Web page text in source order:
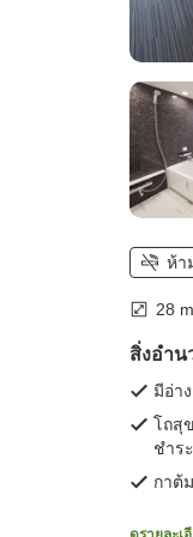
ห้า
28
สิ่งอำน
มีอ่า
โถสุ
ชำร
กาต้